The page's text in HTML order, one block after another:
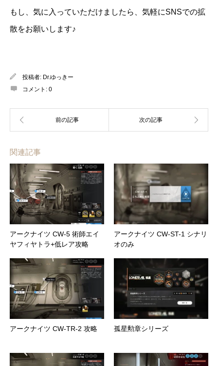
もし、気に入っていただけましたら、気軽にSNSでの拡
散をお願いします♪
投稿者: Dr.ゆっきー
コメント: 0
関連記事
アークナイツ CW-5 術師エイ
ヤフィヤトラ+低レア攻略
アークナイツ CW-ST-1 シナリ
オのみ
アークナイツ CW-TR-2 攻略 孤星勲章シリーズ